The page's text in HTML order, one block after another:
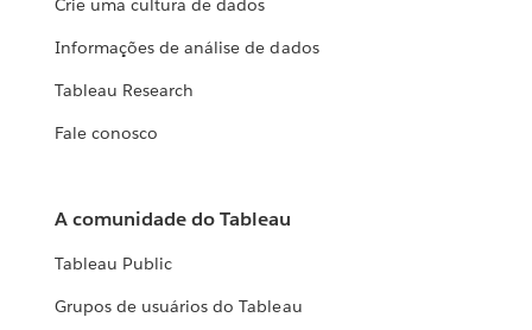
Crie uma cultura de dados
Informações de análise de dados
Tableau Research
Fale conosco
A comunidade do Tableau
Tableau Public
Grupos de usuários do Tableau